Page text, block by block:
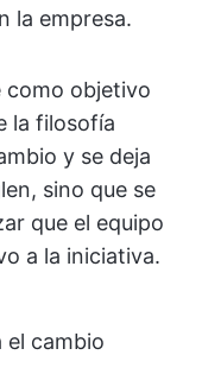
la empresa.
como objetivo
la filosofía
y se deja
sino que se
que el equipo
a la iniciativa.
el cambio